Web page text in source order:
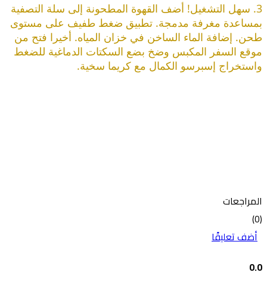
3. سهل التشغيل! أضف القهوة المطحونة إلى سلة التصفية
بمساعدة مغرفة مدمجة. تطبيق ضغط طفيف على مستوى
طحن. إضافة الماء الساخن في خزان المياه. أخيرا فتح من
موقع السفر المكبس وضخ بضع السكتات الدماغية للضغط
واستخراج إسبرسو الكمال مع كريما سخية.
المراجعات
(0)
أضف تعليقًا
0.0